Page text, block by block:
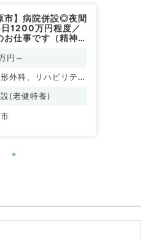
市】病院併設◎夜間
1200万円程度／
お仕事です（精神
円～
外科、リハビリテー
(老健特養)